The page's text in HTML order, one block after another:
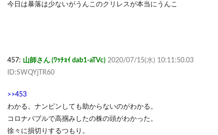
今日は暴落は少ないがうんこのクリレスが本当にうんこ
457: 山師さん (ﾜｯﾁｮｲ dab1-aTVc) 2020/07/15(水) 10:11:50.03
ID:SWQYjTR60
>>453
わかる。ナンピンしても助からないのがわかる。
コロナバブルで高掴みしたの株の頭がわかった。
徐々に損切りするつもり。